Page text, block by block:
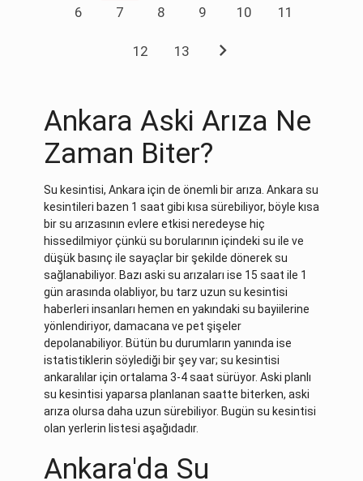
6 7 8 9 10 11
12 13 chevron_right
Ankara Aski Arıza Ne
Zaman Biter?
Su kesintisi, Ankara için de önemli bir arıza. Ankara su
kesintileri bazen 1 saat gibi kısa sürebiliyor, böyle kısa
bir su arızasının evlere etkisi neredeyse hiç
hissedilmiyor çünkü su borularının içindeki su ile ve
düşük basınç ile sayaçlar bir şekilde dönerek su
sağlanabiliyor. Bazı aski su arızaları ise 15 saat ile 1
gün arasında olabliyor, bu tarz uzun su kesintisi
haberleri insanları hemen en yakındaki su bayiilerine
yönlendiriyor, damacana ve pet şişeler
depolanabiliyor. Bütün bu durumların yanında ise
istatistiklerin söylediği bir şey var; su kesintisi
ankaralılar için ortalama 3-4 saat sürüyor. Aski planlı
su kesintisi yaparsa planlanan saatte biterken, aski
arıza olursa daha uzun sürebiliyor. Bugün su kesintisi
olan yerlerin listesi aşağıdadır.
Ankara'da Su